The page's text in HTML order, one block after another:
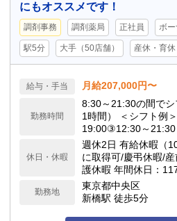
にもオススメです！
調剤事務 調剤薬局 正社員 ボー
駅5分 大手（50店舗） 産休・育休
給与・手当 月給207,000円〜
勤務時間
8:30～21:30の間で
1時間） ＜シフト例
19:00③12:30～21:30
休日・休暇
週休2日 有給休暇（
に取得可/慶弔休暇/
護休暇 年間休日：
勤務地
東京都中央区
新橋駅 徒歩5分